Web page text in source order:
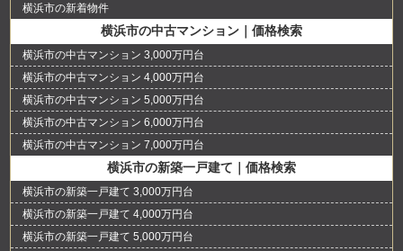
横浜市の新着物件
横浜市の中古マンション｜価格検索
横浜市の中古マンション 3,000万円台
横浜市の中古マンション 4,000万円台
横浜市の中古マンション 5,000万円台
横浜市の中古マンション 6,000万円台
横浜市の中古マンション 7,000万円台
横浜市の新築一戸建て｜価格検索
横浜市の新築一戸建て 3,000万円台
横浜市の新築一戸建て 4,000万円台
横浜市の新築一戸建て 5,000万円台